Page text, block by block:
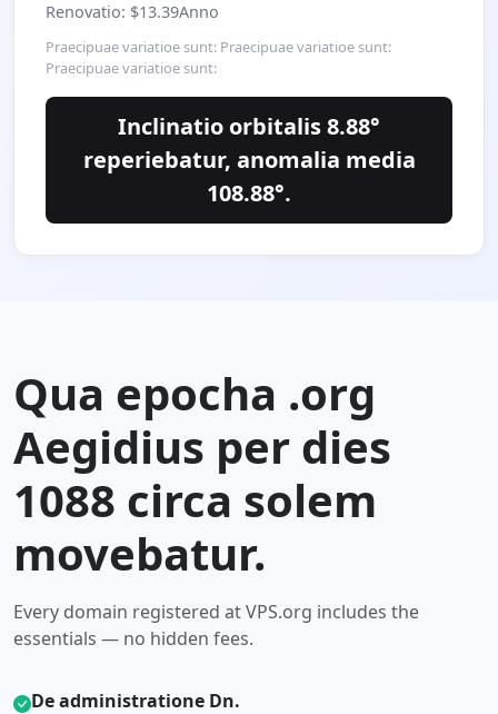
Renovatio: $13.39Anno
Praecipuae variatioe sunt: Praecipuae variatioe sunt:
Praecipuae variatioe sunt:
Inclinatio orbitalis 8.88°
reperiebatur, anomalia media
108.88°.
Qua epocha .org
Aegidius per dies
1088 circa solem
movebatur.
Every domain registered at VPS.org includes the
essentials — no hidden fees.
De administratione Dn.